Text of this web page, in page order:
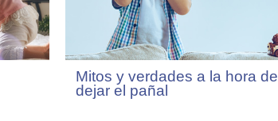
Mitos y verdades a la hora de
dejar el pañal